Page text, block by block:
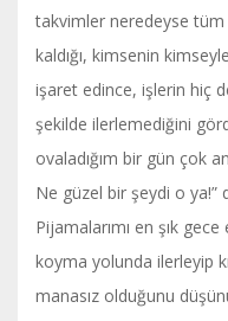
takvimler neredeyse tüm
kaldığı, kimsenin
işaret edince, işlerin hiç
şekilde ilerlemediğini
ovaladığım bir gün çok
Ne güzel bir şeydi o
Pijamalarımı en şık
koyma yolunda ilerleyip
manasız olduğunu